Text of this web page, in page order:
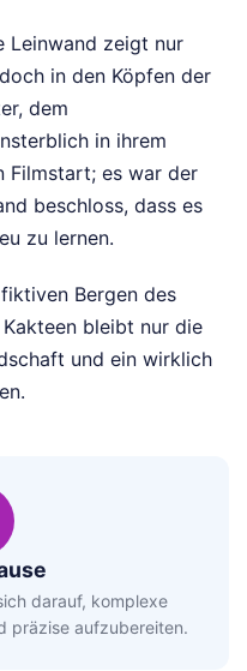
Leinwand zeigt nur
in den Köpfen der
dem
in ihrem
Filmstart; es war der
beschloss, dass es
zu lernen.
Bergen des
bleibt nur die
und ein wirklich
darauf, komplexe
präzise aufzubereiten.